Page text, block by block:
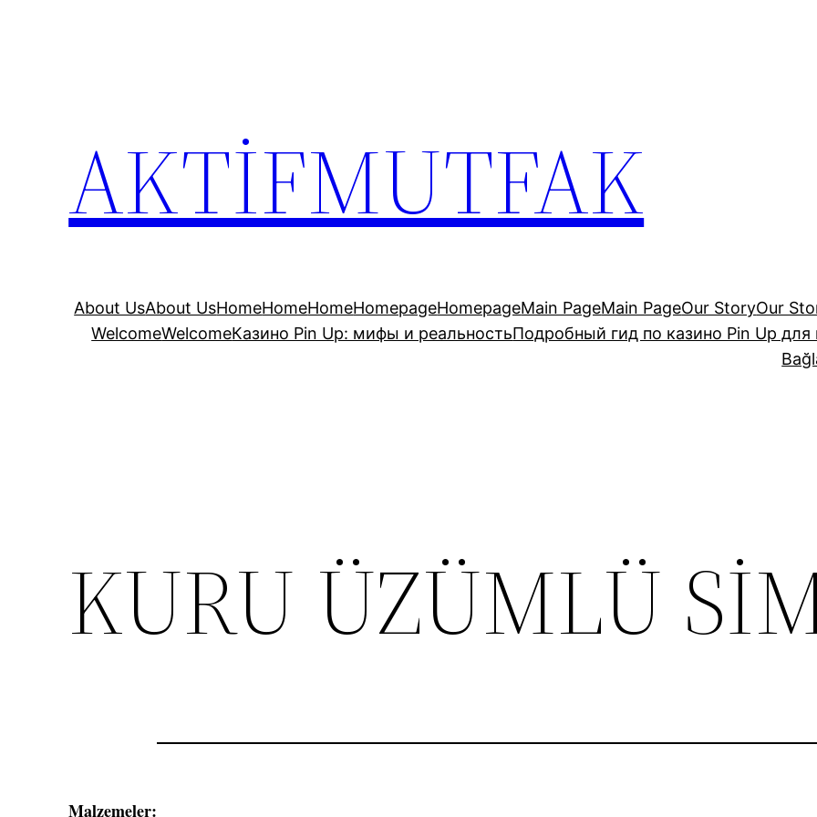
AKTİFMUTFAK
About UsAbout UsHomeHomeHomeHomepageHomepageMain PageMain PageOur StoryOur
WelcomeWelcomeКазино Pin Up: мифы и реальностьПодробный гид по казино Pin Up для
KURU ÜZÜMLÜ
Malzemeler: